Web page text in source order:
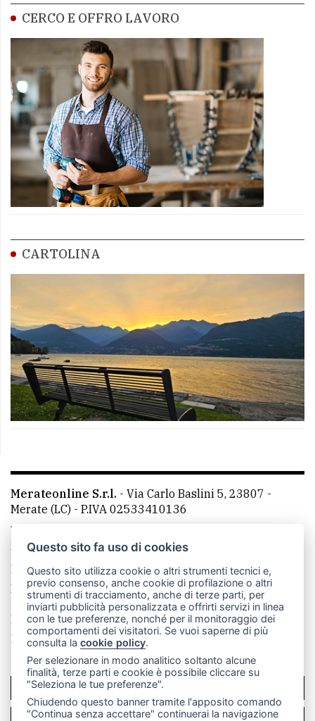
CERCO E OFFRO LAVORO
CARTOLINA
Merateonline S.r.l. - Via Carlo Baslini 5, 23807 -
Merate (LC) - P.IVA 02533410136
Telefono:
mail: redazione@leccoonline.com
La redazione
MerateOnline CasateOnline
RSS
Made by VIP
Privacy policy
Cookie policy
Rivedi le tue scelte sui cookie
SCRIVICI
Questo sito fa uso di cookies
Questo sito utilizza cookie o altri strumenti tecnici e,
previo consenso, anche cookie di profilazione o altri
strumenti di tracciamento, anche di terze parti, per
inviarti pubblicità personalizzata e offrirti servizi in linea
con le tue preferenze, nonché per il monitoraggio dei
comportamenti dei visitatori. Se vuoi saperne di più
consulta lacookie policy.
Per selezionare in modo analitico soltanto alcune
finalità, terze parti e cookie è possibile cliccare su
"Seleziona le tue preferenze".
Chiudendo questo banner tramite l'apposito comando
"Continua senza accettare" continuerai la navigazione